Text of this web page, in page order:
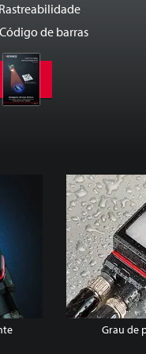
de barras
Grau de